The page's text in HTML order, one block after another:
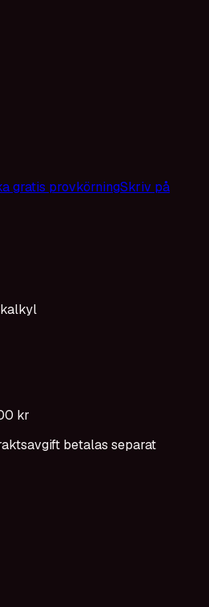
gratis provkörningSkriv på
kr
betalas separat